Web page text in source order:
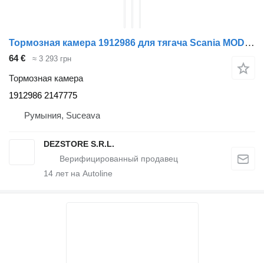
Тормозная камера 1912986 для тягача Scania MODEL R
64 € ≈ 3 293 грн
Тормозная камера
1912986 2147775
Румыния, Suceava
DEZSTORE S.R.L.
14 лет на Autoline